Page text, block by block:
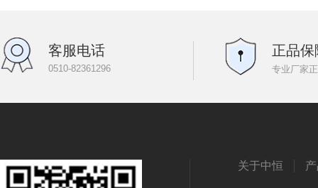
客服电话
0510-82361296
正品保
专业厂家
关于中恒